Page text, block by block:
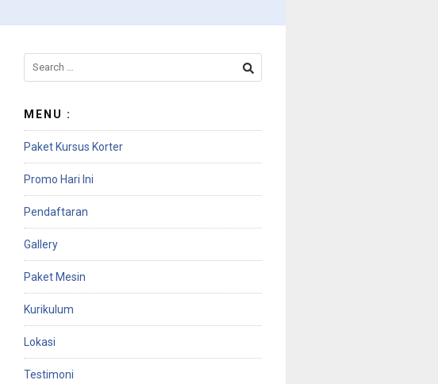
MENU :
Paket Kursus Korter
Promo Hari Ini
Pendaftaran
Gallery
Paket Mesin
Kurikulum
Lokasi
Testimoni